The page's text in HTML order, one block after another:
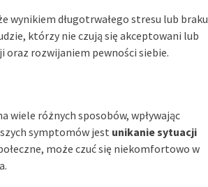
wynikiem długotrwałego stresu lub braku
którzy nie czują się akceptowani lub
oraz rozwijaniem pewności siebie.
wiele różnych sposobów, wpływając
symptomów jest unikanie sytuacji
może czuć się niekomfortowo w